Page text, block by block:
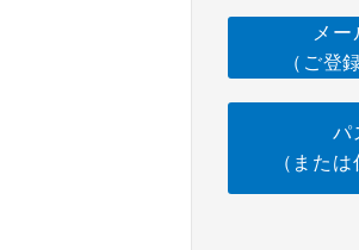
メー
（ご登
パ
（また